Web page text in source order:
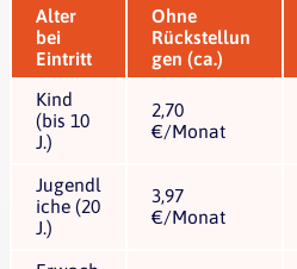
Alter
bei
Eintritt
Ohne
Rückstellun
gen (ca.)
Kind
(bis 10
J.)
2,70
€/Monat
Jugendl
iche (20
J.)
3,97
€/Monat